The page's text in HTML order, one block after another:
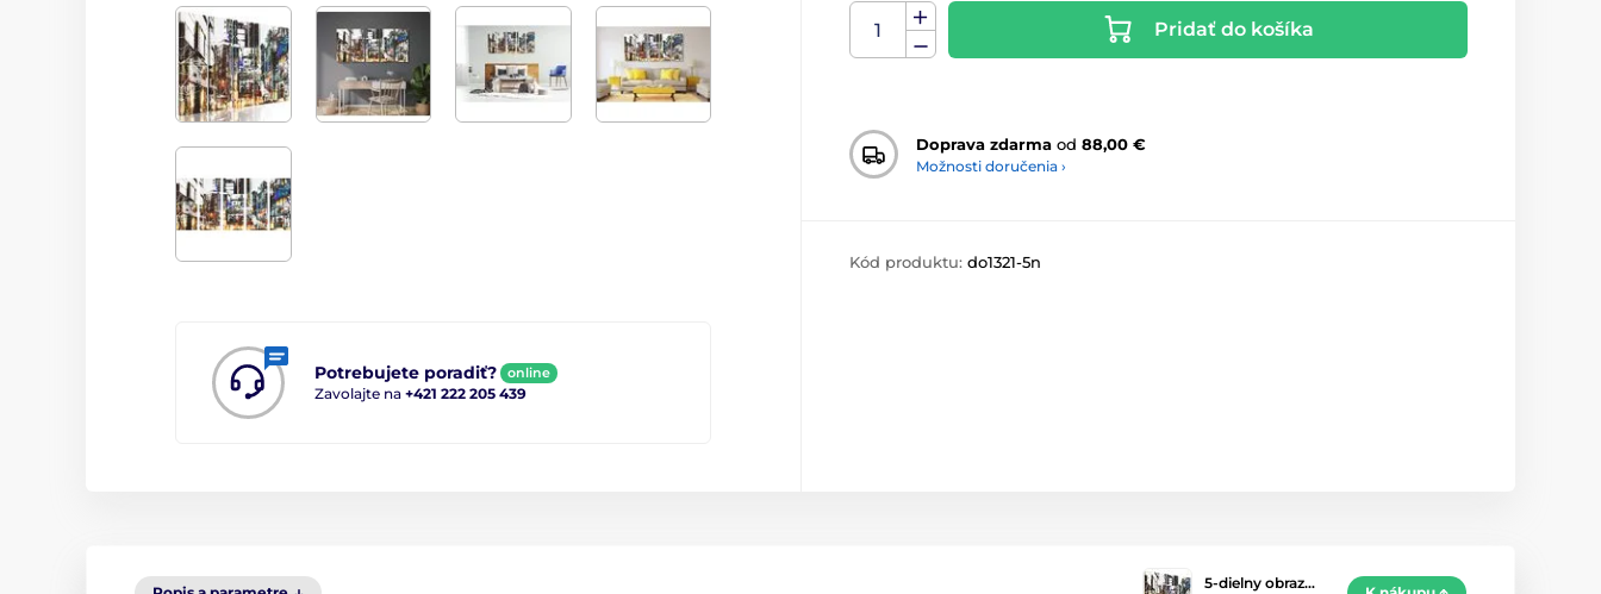
Potrebujete poradiť? online
Zavolajte na +421 222 205 439
Pridať do košíka
Doprava zdarma od 88,00 €
Možnosti doručenia ›
Kód produktu: do1321-5n
5-dielny obraz…